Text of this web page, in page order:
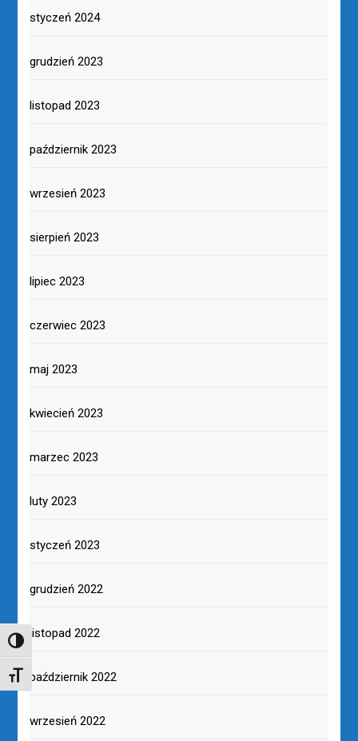
TOGGLE HIGH CONTRAST
TOGGLE FONT SIZE
styczeń 2024
grudzień 2023
listopad 2023
październik 2023
wrzesień 2023
sierpień 2023
lipiec 2023
czerwiec 2023
maj 2023
kwiecień 2023
marzec 2023
luty 2023
styczeń 2023
grudzień 2022
listopad 2022
październik 2022
wrzesień 2022